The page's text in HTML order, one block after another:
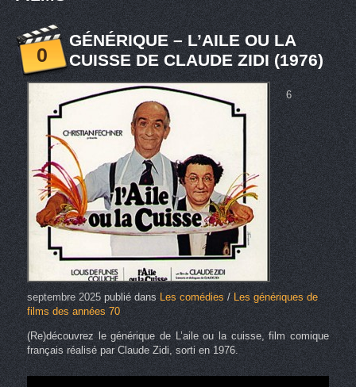
0
GÉNÉRIQUE – L’AILE OU LA
CUISSE DE CLAUDE ZIDI (1976)
6
septembre 2025publié dans Les comédies/Les génériques de
films des années 70
(Re)découvrez le générique de L’aile ou la cuisse, film comique
français réalisé par Claude Zidi, sorti en 1976.